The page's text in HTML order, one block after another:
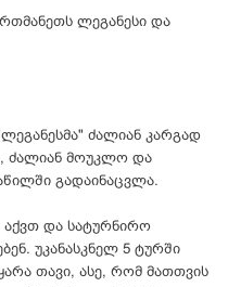
ლეგანესი და
ლეგანესმა" ძალიან კარგად
ძალიან მოუკლო და
გადაინაცვლა.
აქვთ და სატურნირო
უკანასკნელ 5 ტურში
თავი, ასე, რომ მათთვის